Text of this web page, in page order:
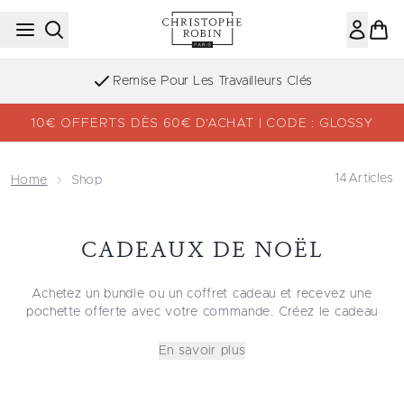
Passer au contenu principal
Remise Pour Les Travailleurs Clés
10€ OFFERTS DÈS 60€ D’ACHAT | CODE : GLOSSY
Home Shop 14 Articles
CADEAUX DE NOËL
Achetez un bundle ou un coffret cadeau et recevez une
pochette offerte avec votre commande. Créez le cadeau
et des idées de cadeaux adaptés à chacun, que vous
En savoir plus